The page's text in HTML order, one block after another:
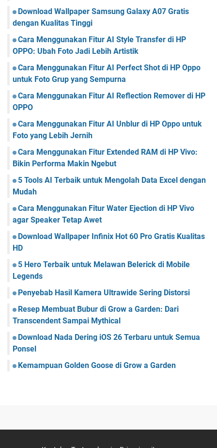
Download Wallpaper Samsung Galaxy A07 Gratis
dengan Kualitas Tinggi
Cara Menggunakan Fitur AI Style Transfer di HP
OPPO: Ubah Foto Jadi Lebih Artistik
Cara Menggunakan Fitur AI Perfect Shot di HP Oppo
untuk Foto Grup yang Sempurna
Cara Menggunakan Fitur AI Reflection Remover di HP
OPPO
Cara Menggunakan Fitur AI Unblur di HP Oppo untuk
Foto yang Lebih Jernih
Cara Menggunakan Fitur Extended RAM di HP Vivo:
Bikin Performa Makin Ngebut
5 Tools AI Terbaik untuk Mengolah Data Excel dengan
Mudah
Cara Menggunakan Fitur Water Ejection di HP Vivo
agar Speaker Tetap Awet
Download Wallpaper Infinix Hot 60 Pro Gratis Kualitas
HD
5 Hero Terbaik untuk Melawan Belerick di Mobile
Legends
Penyebab Hasil Kamera Ultrawide Sering Distorsi
Resep Membuat Bubur di Grow a Garden: Dari
Transcendent Sampai Mythical
Download Nada Dering iOS 26 Terbaru untuk Semua
Ponsel
Kemampuan Golden Goose di Grow a Garden